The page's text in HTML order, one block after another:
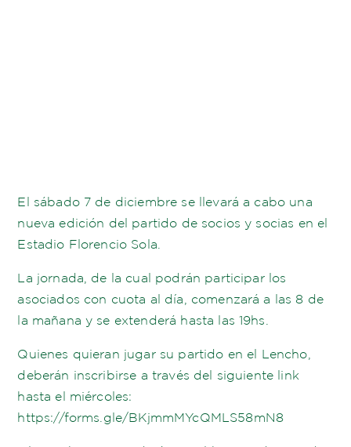
El sábado 7 de diciembre se llevará a cabo una
nueva edición del partido de socios y socias en el
Estadio Florencio Sola.
La jornada, de la cual podrán participar los
asociados con cuota al día, comenzará a las 8 de
la mañana y se extenderá hasta las 19hs.
Quienes quieran jugar su partido en el Lencho,
deberán inscribirse a través del siguiente link
hasta el miércoles:
https://forms.gle/BKjmmMYcQMLS58mN8